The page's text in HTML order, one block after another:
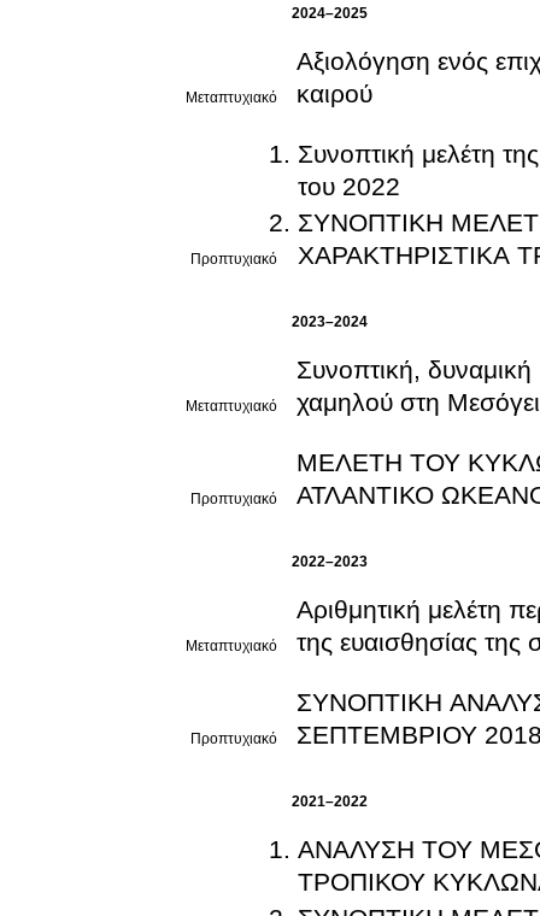
2024–2025
Μεταπτυχιακό
Αξιολόγηση ενός
καιρού
Προπτυχιακό
Συνοπτική μελέτη
του 2022
ΣΥΝΟΠΤΙΚΗ
ΧΑΡΑΚΤΗΡΙΣΤΙΚΑ
2023–2024
Μεταπτυχιακό
Συνοπτική, δυναμική
χαμηλού στη
Προπτυχιακό
ΜΕΛΕΤΗ ΤΟΥ
ΑΤΛΑΝΤΙΚΟ
2022–2023
Μεταπτυχιακό
Αριθμητική μελέτη
της ευαισθησίας της
Προπτυχιακό
ΣΥΝΟΠΤΙΚΗ
ΣΕΠΤΕΜΒΡΙΟΥ
2021–2022
ΑΝΑΛΥΣΗ ΤΟΥ
ΤΡΟΠΙΚΟΥ